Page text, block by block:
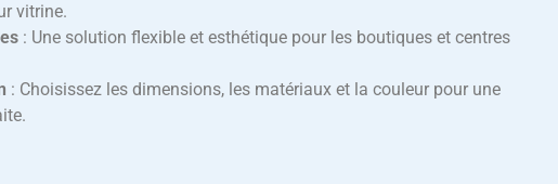
vitrine.
: Une solution flexible et esthétique pour les boutiques et centres
: Choisissez les dimensions, les matériaux et la couleur pour une